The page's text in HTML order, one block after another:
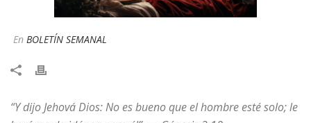
En BOLETÍN SEMANAL
“Y dijo Jehová Dios: No es bueno que el hombre esté solo; le